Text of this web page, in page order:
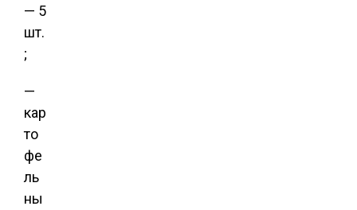
— 5
шт.
;
—
кар
то
фе
ль
ны